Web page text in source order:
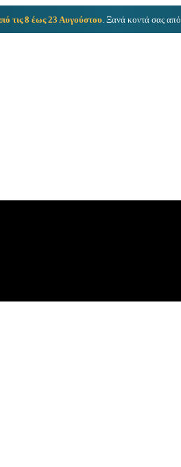
τις 8 έως 23 Αυγούστου. Ξανά κοντά σας από